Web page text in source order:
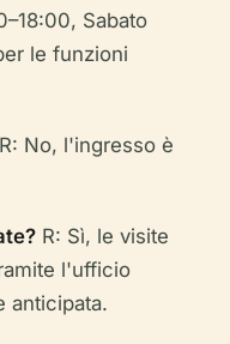
Sabato
le funzioni
R: No, l'ingresso è
R: Sì, le visite
l'ufficio
anticipata.